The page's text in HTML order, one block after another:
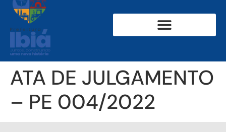
ATA DE JULGAMENTO
– PE 004/2022